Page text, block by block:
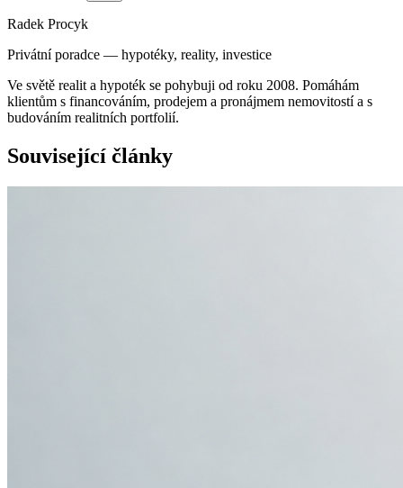
Radek Procyk
Privátní poradce — hypotéky, reality, investice
Ve světě realit a hypoték se pohybuji od roku 2008. Pomáhám
klientům s financováním, prodejem a pronájmem nemovitostí a s
budováním realitních portfolií.
Související články